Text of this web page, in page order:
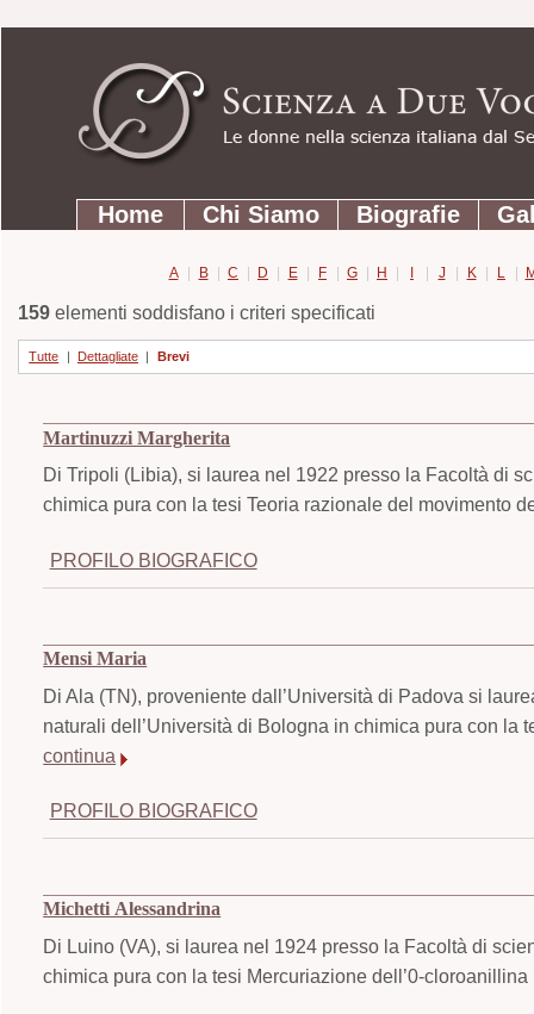
contenuti.
Strumenti
personali
SezioniHome Chi Siamo Biografie
A | B | C | D | E | F | G | H | I | J | K | L |
159elementi soddisfano i criteri specificati
Tutte | Dettagliate | Brevi
Martinuzzi Margherita
Di Tripoli (Libia), si laurea nel 1922 presso la Facoltà di
chimica pura con la tesi Teoria razionale del movimento
PROFILO BIOGRAFICO
Mensi Maria
Di Ala (TN), proveniente dall’Università di Padova si
naturali dell’Università di Bologna in chimica pura con
continua
PROFILO BIOGRAFICO
Michetti Alessandrina
Di Luino (VA), si laurea nel 1924 presso la Facoltà di
chimica pura con la tesi Mercuriazione dell’0-